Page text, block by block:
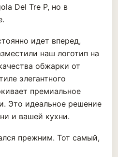
Del Tre P, но в
идет вперед,
наш логотип на
обжарки от
элегантного
премиальное
Это идеальное решение
и вашей кухни.
прежним. Тот самый,